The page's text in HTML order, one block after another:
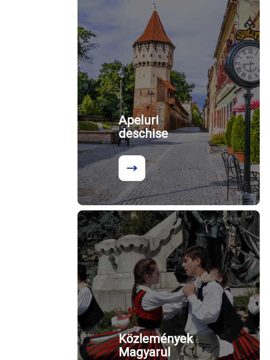
Apeluri
deschise
Közlemények
Magyarul